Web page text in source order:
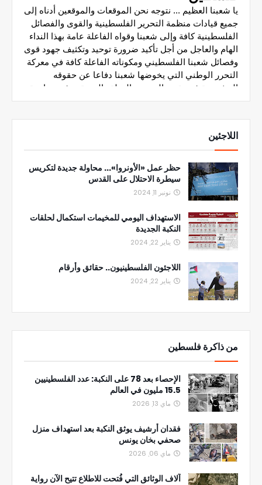
اللاجئين
حظر عمل «الأونروا»... محاولة جديدة لتكريس
سيطرة الاحتلال على القدس
نونبر 11, 2024
الاستهداف اليومي للمخيمات استكمال لحلقات
النكبة الجديدة
يناير 22, 2024
اللاجئون الفلسطينيون.. حقائق وأرقام
يناير 22, 2024
من ذاكرة فلسطين
الإحصاء بعد 78 على النكبة: عدد الفلسطينيين
15.5 مليون في العالم
ماي 13, 2026
فقدان أرشيف يوثق النكبة بعد استهداف منزل
صحفي بخان يونس
ماي 06, 2026
آلاف الوثائق التي فُتحت للاطلاع تتيح الآن رواية